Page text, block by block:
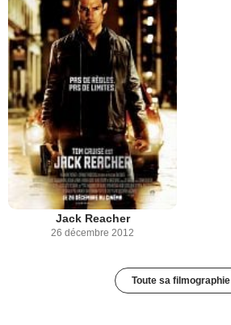
Jack Reacher
26 décembre 2012
Toute sa filmographie